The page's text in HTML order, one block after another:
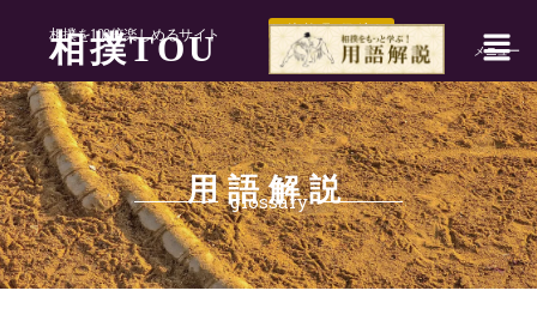
相撲を100倍楽しめるサイト
相撲TOU
特許取得済
メニュー
用語解説
glossary